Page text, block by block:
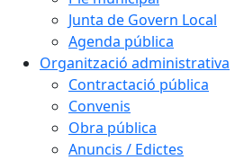
Junta de Govern Local
Agenda pública
Organització administrativa
Contractació pública
Convenis
Obra pública
Anuncis / Edictes